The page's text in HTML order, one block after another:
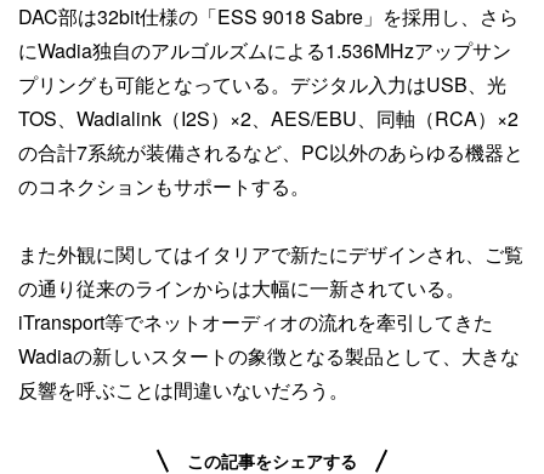
DAC部は32bit仕様の「ESS 9018 Sabre」を採用し、さら
にWadia独自のアルゴルズムによる1.536MHzアップサン
プリングも可能となっている。デジタル入力はUSB、光
TOS、Wadialink（I2S）×2、AES/EBU、同軸（RCA）×2
の合計7系統が装備されるなど、PC以外のあらゆる機器と
のコネクションもサポートする。
また外観に関してはイタリアで新たにデザインされ、ご覧
の通り従来のラインからは大幅に一新されている。
iTransport等でネットオーディオの流れを牽引してきた
Wadiaの新しいスタートの象徴となる製品として、大きな
反響を呼ぶことは間違いないだろう。
この記事をシェアする